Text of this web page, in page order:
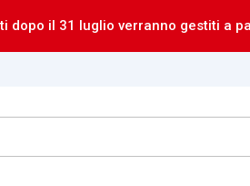
dopo il 31 luglio verranno gestiti a